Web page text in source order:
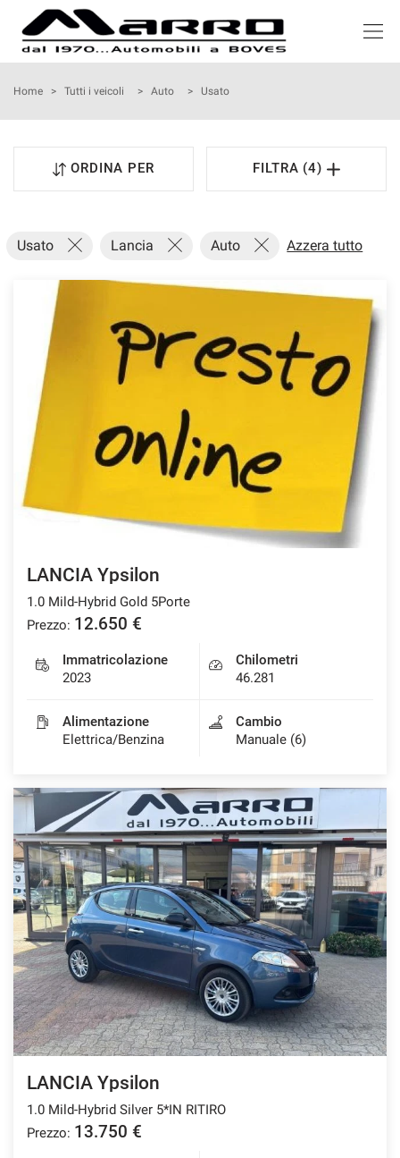
HOME
NOLEGGIO
ASSISTENZA
SERVIZI
RECENSIONI
CONTATTI
NEWS
Home > Tutti i veicoli > Auto > Usato
ORDINA PER FILTRA (4)
Usato Lancia Auto Azzera tutto
LANCIA Ypsilon
1.0 Mild-Hybrid Gold 5Porte
Prezzo: 12.650 €
Immatricolazione
2023
Chilometri
46.281
Alimentazione
Elettrica/Benzina
Cambio
Manuale (6)
LANCIA Ypsilon
1.0 Mild-Hybrid Silver 5*IN RITIRO
Prezzo: 13.750 €